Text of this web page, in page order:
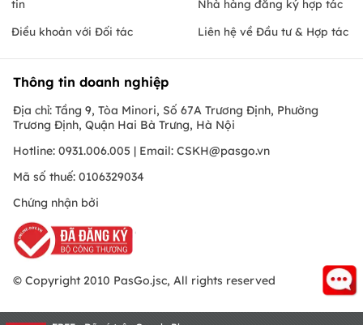
tin
Điều khoản với Đối tác
Nhà hàng đăng ký hợp tác
Liên hệ về Đầu tư & Hợp tác
Thông tin doanh nghiệp
Địa chỉ: Tầng 9, Tòa Minori, Số 67A Trương Định, Phường
Trương Định, Quận Hai Bà Trưng, Hà Nội
Hotline: 0931.006.005 | Email: CSKH@pasgo.vn
Mã số thuế: 0106329034
Chứng nhận bởi
© Copyright 2010 PasGo.jsc, All rights reserved